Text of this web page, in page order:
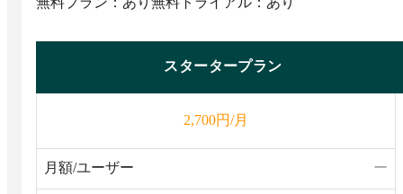
スタータープラン
2,700円/月
月額/ユーザー ー